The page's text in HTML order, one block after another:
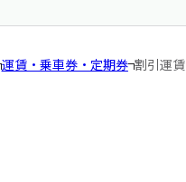
運賃・乗車券・定期券 割引運賃